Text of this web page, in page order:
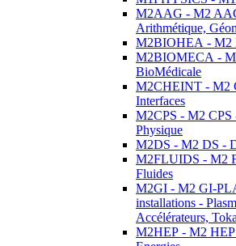
M2AAG - M2
Arithmétique,
M2BIOHEA - M2
M2BIOMECA -
BioMédicale
M2CHEINT - M2
Interfaces
M2CPS - M2 CPS
Physique
M2DS - M2 DS -
M2FLUIDS - M2
Fluides
M2GI - M2 GI-
installations -
Accélérateurs,
M2HEP - M2 HEP